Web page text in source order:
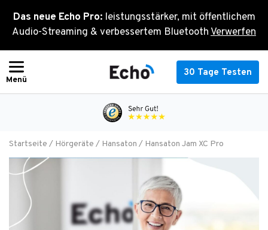
Das neue Echo Pro: leistungsstärker, mit öffentlichem
Audio-Streaming & verbessertem BluetoothVerwerfen
Inhalt
springen
30 Tage Testen
Startseite / Hörgeräte / Hansaton / Hansaton Jam XC Pro